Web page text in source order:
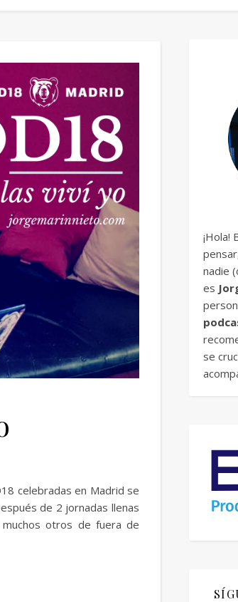
celebradas en Madrid se
de 2 jornadas llenas
otros de fuera de
¡Hola!
nadie
es
se